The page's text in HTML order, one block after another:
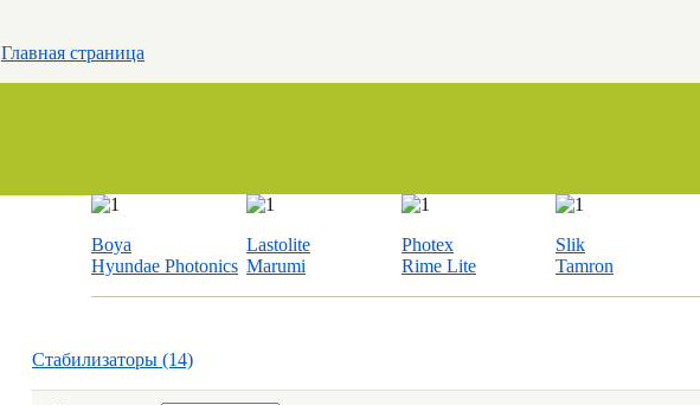
Главная страница
Boya
Hyundae Photonics
Lastolite
Marumi
Photex
Rime Lite
Slik
Tamron
Стабилизаторы (14)